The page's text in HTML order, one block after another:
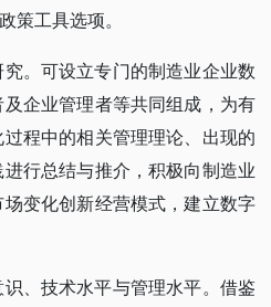
工具选项。
。可设立专门的制造业企业数
企业管理者等共同组成，为有
程中的相关管理理论、出现的
行总结与推介，积极向制造业
变化创新经营模式，建立数字
、技术水平与管理水平。借鉴